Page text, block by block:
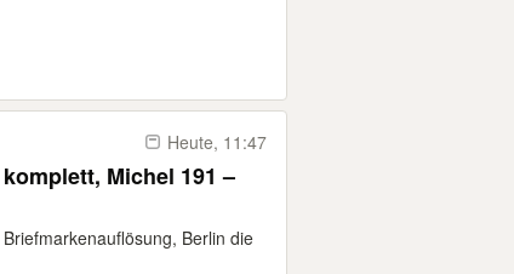
Heute, 11:47
Michel 191 –
Berlin die